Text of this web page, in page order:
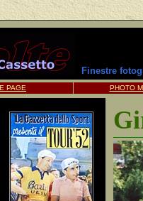
Finestre
PAGE PHOTO